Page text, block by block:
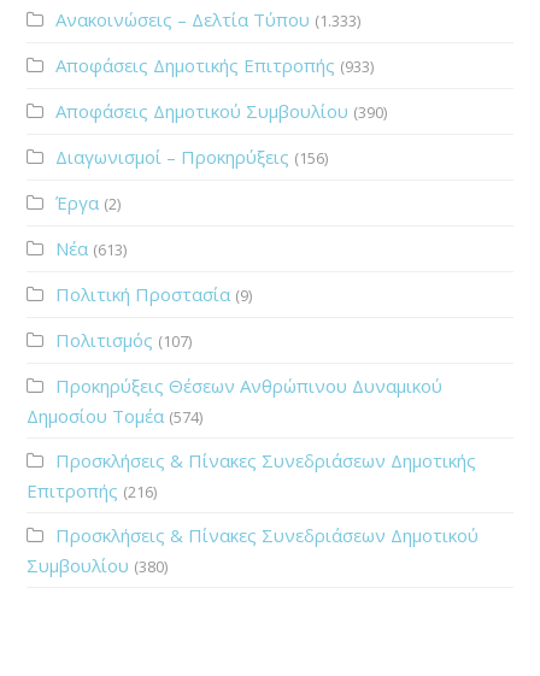
Ανακοινώσεις – Δελτία Τύπου (1.333)
Αποφάσεις Δημοτικής Επιτροπής (933)
Αποφάσεις Δημοτικού Συμβουλίου (390)
Διαγωνισμοί – Προκηρύξεις (156)
Έργα (2)
Νέα (613)
Πολιτική Προστασία (9)
Πολιτισμός (107)
Προκηρύξεις Θέσεων Ανθρώπινου Δυναμικού
Δημοσίου Τομέα (574)
Προσκλήσεις & Πίνακες Συνεδριάσεων Δημοτικής
Επιτροπής (216)
Προσκλήσεις & Πίνακες Συνεδριάσεων Δημοτικού
Συμβουλίου (380)